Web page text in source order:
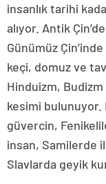
insanlık tarihi
alıyor. Antik
Günümüz
keçi, domuz ve
Hinduizm, Budizm
kesimi bulunuyor.
güvercin,
insan, Samilerde
Slavlarda geyik